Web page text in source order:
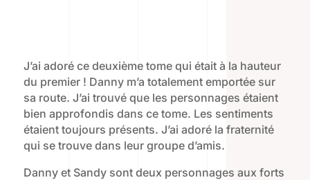
J’ai adoré ce deuxième tome qui était à la hauteur
du premier ! Danny m’a totalement emportée sur
sa route. J’ai trouvé que les personnages étaient
bien approfondis dans ce tome. Les sentiments
étaient toujours présents. J’ai adoré la fraternité
qui se trouve dans leur groupe d’amis.
Danny et Sandy sont deux personnages aux forts